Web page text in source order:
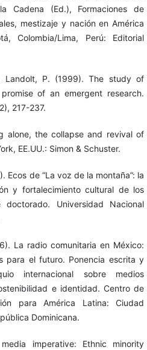
Cadena (Ed.), Formaciones de
mestizaje y nación en América
Colombia/Lima, Perú: Editorial
Landolt, P. (1999). The study of
of an emergent research.
217-237.
alone, the collapse and revival of
EE.UU.: Simon & Schuster.
Ecos de “La voz de la montaña”: la
y fortalecimiento cultural de los
Universidad Nacional
La radio comunitaria en México:
para el futuro. Ponencia escrita y
internacional sobre medios
e identidad. Centro de
para América Latina: Ciudad
Dominicana.
imperative: Ethnic minority